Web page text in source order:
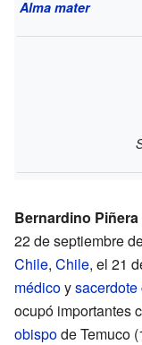
Alma mater
Bernardino
22 de septiembre
Chile, Chile, el 21
médicoysacerdote
ocupó importantes
obispode Temuco